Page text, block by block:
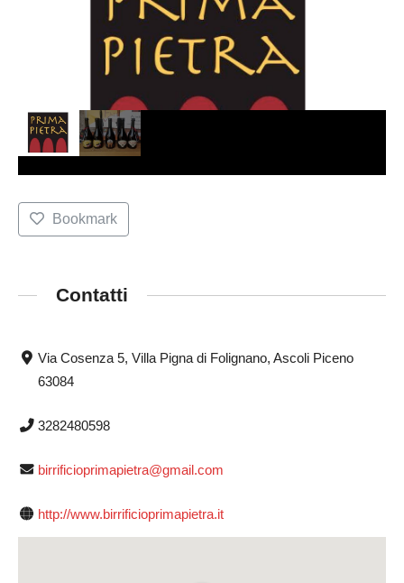
Bookmark
Contatti
Via Cosenza 5, Villa Pigna di Folignano, Ascoli Piceno
63084
3282480598
birrificioprimapietra@gmail.com
http://www.birrificioprimapietra.it